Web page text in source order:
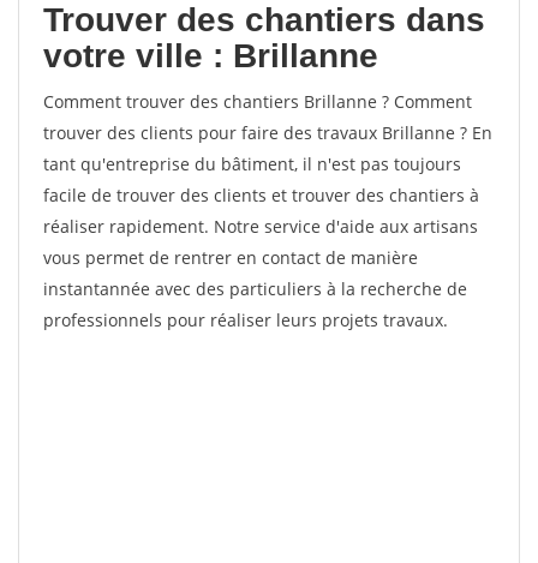
Trouver des chantiers dans
votre ville : Brillanne
Comment trouver des chantiers Brillanne ? Comment
trouver des clients pour faire des travaux Brillanne ? En
tant qu'entreprise du bâtiment, il n'est pas toujours
facile de trouver des clients et trouver des chantiers à
réaliser rapidement. Notre service d'aide aux artisans
vous permet de rentrer en contact de manière
instantannée avec des particuliers à la recherche de
professionnels pour réaliser leurs projets travaux.